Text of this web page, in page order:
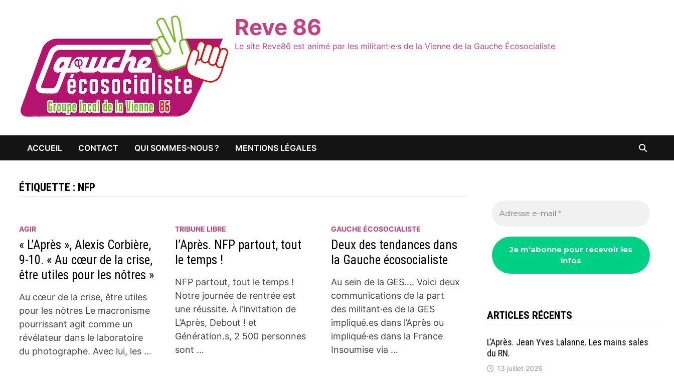
Reve 86
Le site Reve86 est animé par les militant·e·s de la Vienne de la Gauche Écosocialiste
ACCUEIL CONTACT QUI SOMMES-NOUS ? MENTIONS LÉGALES
ÉTIQUETTE : NFP
AGIR
« L’Après », Alexis Corbière,
9-10. « Au cœur de la crise,
être utiles pour les nôtres »
Au cœur de la crise, être utiles
pour les nôtres Le macronisme
pourrissant agit comme un
révélateur dans le laboratoire
du photographe. Avec lui, les …
TRIBUNE LIBRE
l’Après. NFP partout, tout
le temps !
NFP partout, tout le temps !
Notre journée de rentrée est
une réussite. À l’invitation de
L’Après, Debout ! et
Génération.s, 2 500 personnes
sont …
GAUCHE ÉCOSOCIALISTE
Deux des tendances dans
la Gauche écosocialiste
Au sein de la GES…. Voici deux
communications de la part
des militant·es de la GES
impliqué.es dans l’Après ou
impliqué·es dans la France
Insoumise via …
ARTICLES RÉCENTS
L’Après. Jean Yves Lalanne. Les mains sales
du RN.
13 juillet 2026